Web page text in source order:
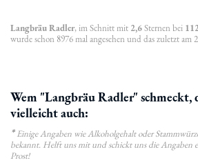
Langbräu Radler, im Schnitt mit 2,6Sternen bei
wurde schon 8976 mal angesehen und das zuletzt am
Wem "Langbräu Radler" schmeckt,
vielleicht auch:
*Einige Angaben wie Alkoholgehalt oder
bekannt. Helft uns mit und schickt uns die Angaben
Prost!